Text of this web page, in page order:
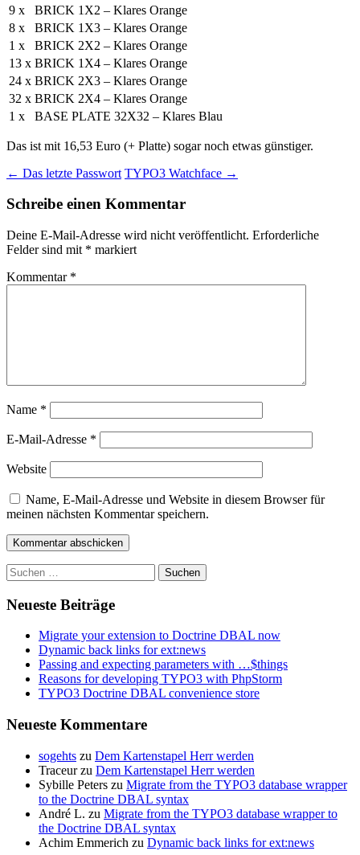
9 x
BRICK 1X2 – Klares Orange
8 x
BRICK 1X3 – Klares Orange
1 x
BRICK 2X2 – Klares Orange
13 x BRICK 1X4 – Klares Orange
24 x BRICK 2X3 – Klares Orange
32 x BRICK 2X4 – Klares Orange
1 x
BASE PLATE 32X32 – Klares Blau
Das ist mit 16,53 Euro (+ Platte) sogar noch etwas günstiger.
Beitrags-
Navigation
← Das letzte Passwort TYPO3 Watchface →
Schreibe einen Kommentar
Deine E-Mail-Adresse wird nicht veröffentlicht. Erforderliche
Felder sind mit * markiert
Kommentar *
Name *
E-Mail-Adresse *
Website
Name, E-Mail-Adresse und Website in diesem Browser für
meinen nächsten Kommentar speichern.
Suchen
nach:
Neueste Beiträge
Migrate your extension to Doctrine DBAL now
Dynamic back links for ext:news
Passing and expecting parameters with …$things
Reasons for developing TYPO3 with PhpStorm
TYPO3 Doctrine DBAL convenience store
Neueste Kommentare
sogehts zu Dem Kartenstapel Herr werden
Traceurzu Dem Kartenstapel Herr werden
Sybille Peters zu Migrate from the TYPO3 database wrapper
to the Doctrine DBAL syntax
André L. zu Migrate from the TYPO3 database wrapper to
the Doctrine DBAL syntax
Achim Emmerich zu Dynamic back links for ext:news